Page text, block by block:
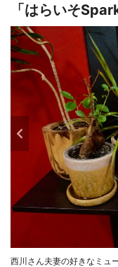
「はらいそ
西川さん夫妻の好きなミュ